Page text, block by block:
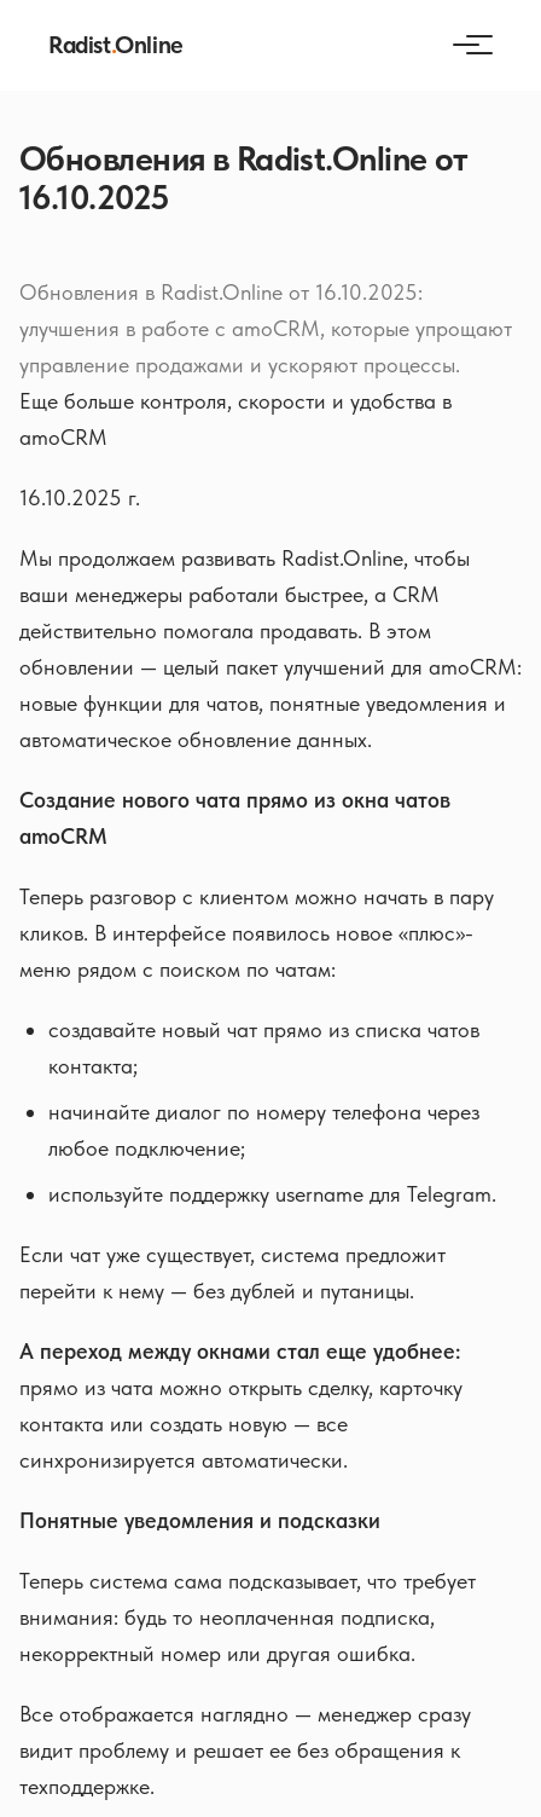
Radist.Online
Обновления в Radist.Online от
16.10.2025
Обновления в Radist.Online от 16.10.2025:
улучшения в работе с amoCRM, которые упрощают
управление продажами и ускоряют процессы.
Еще больше контроля, скорости и удобства в
amoCRM
16.10.2025 г.
Мы продолжаем развивать Radist.Online, чтобы
ваши менеджеры работали быстрее, а CRM
действительно помогала продавать. В этом
обновлении — целый пакет улучшений для amoCRM:
новые функции для чатов, понятные уведомления и
автоматическое обновление данных.
Создание нового чата прямо из окна чатов
amoCRM
Теперь разговор с клиентом можно начать в пару
кликов. В интерфейсе появилось новое «плюс»-
меню рядом с поиском по чатам:
создавайте новый чат прямо из списка чатов
контакта;
начинайте диалог по номеру телефона через
любое подключение;
используйте поддержку username для Telegram.
Если чат уже существует, система предложит
перейти к нему — без дублей и путаницы.
А переход между окнами стал еще удобнее:
прямо из чата можно открыть сделку, карточку
контакта или создать новую — все
синхронизируется автоматически.
Понятные уведомления и подсказки
Теперь система сама подсказывает, что требует
внимания: будь то неоплаченная подписка,
некорректный номер или другая ошибка.
Все отображается наглядно — менеджер сразу
видит проблему и решает ее без обращения к
техподдержке.